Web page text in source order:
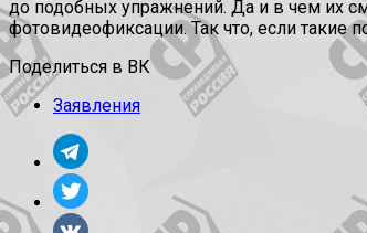
до подобных упражнений. Да и в чем их
фотовидеофиксации. Так что, если
Поделиться в ВК
Заявления